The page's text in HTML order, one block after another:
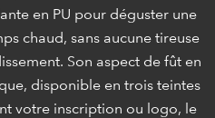
en PU pour déguster une
chaud, sans aucune tireuse
Son aspect de fût en
disponible en trois teintes
votre inscription ou logo, le